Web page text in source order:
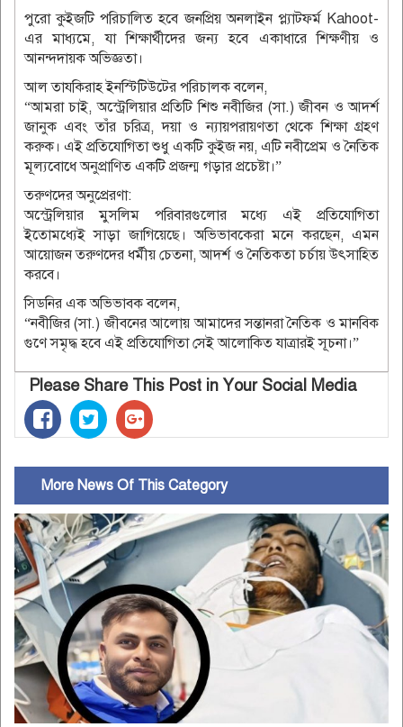
পুরো কুইজটি পরিচালিত হবে জনপ্রিয় অনলাইন প্ল্যাটফর্ম Kahoot-
এর মাধ্যমে, যা শিক্ষার্থীদের জন্য হবে একাধারে শিক্ষণীয় ও
আনন্দদায়ক অভিজ্ঞতা।
আল তাযকিরাহ ইনস্টিটিউটের পরিচালক বলেন,
“আমরা চাই, অস্ট্রেলিয়ার প্রতিটি শিশু নবীজির (সা.) জীবন ও আদর্শ
জানুক এবং তাঁর চরিত্র, দয়া ও ন্যায়পরায়ণতা থেকে শিক্ষা গ্রহণ
করুক। এই প্রতিযোগিতা শুধু একটি কুইজ নয়, এটি নবীপ্রেম ও নৈতিক
মূল্যবোধে অনুপ্রাণিত একটি প্রজন্ম গড়ার প্রচেষ্টা।”
তরুণদের অনুপ্রেরণা:
অস্ট্রেলিয়ার মুসলিম পরিবারগুলোর মধ্যে এই প্রতিযোগিতা
ইতোমধ্যেই সাড়া জাগিয়েছে। অভিভাবকেরা মনে করছেন, এমন
আয়োজন তরুণদের ধর্মীয় চেতনা, আদর্শ ও নৈতিকতা চর্চায় উৎসাহিত
করবে।
সিডনির এক অভিভাবক বলেন,
“নবীজির (সা.) জীবনের আলোয় আমাদের সন্তানরা নৈতিক ও মানবিক
গুণে সমৃদ্ধ হবে এই প্রতিযোগিতা সেই আলোকিত যাত্রারই সূচনা।”
Please Share This Post in Your Social Media
More News Of This Category